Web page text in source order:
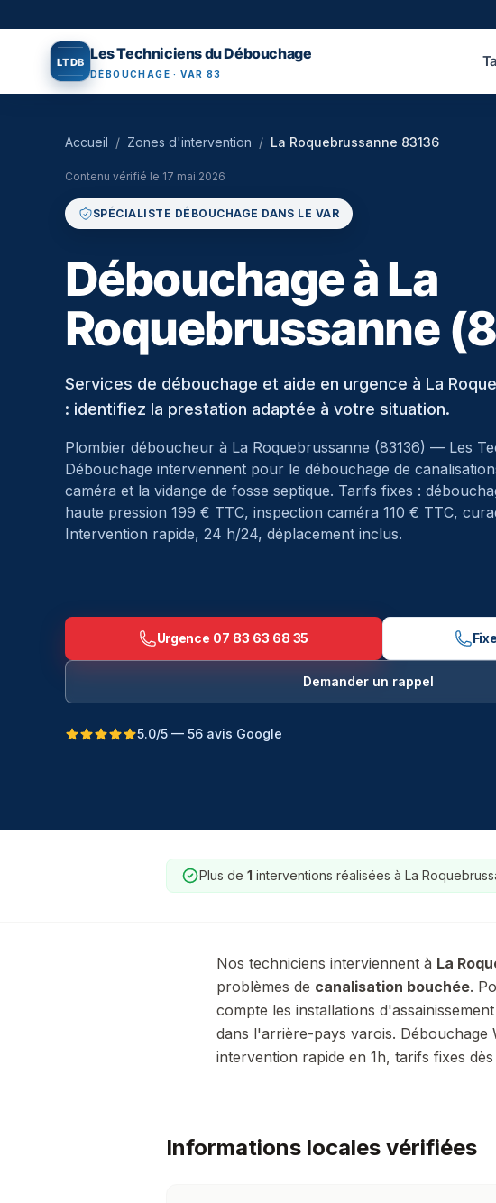
LTDB Les Techniciens du Débouchage
DÉBOUCHAGE · VAR 83
Accueil / Zones d'intervention / La Roquebrussanne 83136
Contenu vérifié le 17 mai 2026
SPÉCIALISTE DÉBOUCHAGE DANS LE VAR
Débouchage à La
Roquebrussanne
Services de débouchage et aide en urgence à La
: identifiez la prestation adaptée à votre situation.
Plombier déboucheur à La Roquebrussanne (83136) — Les
Débouchage interviennent pour le débouchage de
caméra et la vidange de fosse septique. Tarifs fixes :
haute pression 199 € TTC, inspection caméra 110 € TTC,
Intervention rapide, 24 h/24, déplacement inclus.
Urgence 07 83 63 68 35 Fixe
Demander un rappel
5.0/5 — 56 avis Google
Plus de 1 interventions réalisées à La
Nos techniciens interviennent à La
problèmes de canalisation bouchée.
compte les installations
dans l'arrière-pays varois. Débouchage
intervention rapide en 1h, tarifs fixes
Informations locales vérifiées